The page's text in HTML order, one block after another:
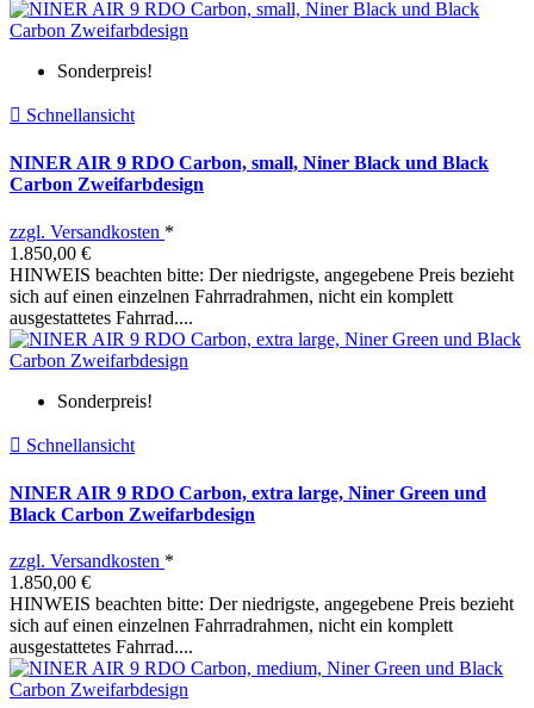
Sonderpreis!
 Schnellansicht
NINER AIR 9 RDO Carbon, small, Niner Black und Black
Carbon Zweifarbdesign
zzgl. Versandkosten *
1.850,00 €
HINWEIS beachten bitte: Der niedrigste, angegebene Preis bezieht
sich auf einen einzelnen Fahrradrahmen, nicht ein komplett
ausgestattetes Fahrrad....
Sonderpreis!
 Schnellansicht
NINER AIR 9 RDO Carbon, extra large, Niner Green und
Black Carbon Zweifarbdesign
zzgl. Versandkosten *
1.850,00 €
HINWEIS beachten bitte: Der niedrigste, angegebene Preis bezieht
sich auf einen einzelnen Fahrradrahmen, nicht ein komplett
ausgestattetes Fahrrad....